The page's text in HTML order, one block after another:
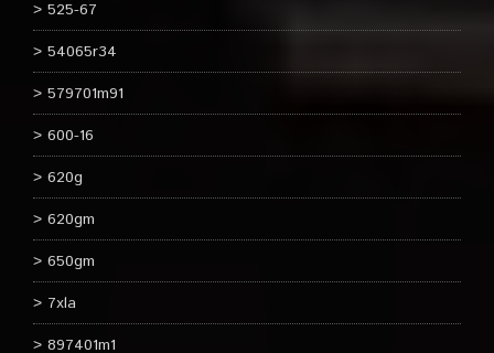
525-67
54065r34
579701m91
600-16
620g
620gm
650gm
7xla
897401m1